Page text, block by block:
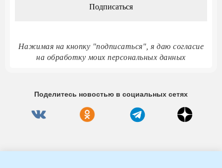
Нажимая на кнопку "подписаться", я даю согласие
на обработку моих персональных данных
Поделитесь новостью в социальных сетях